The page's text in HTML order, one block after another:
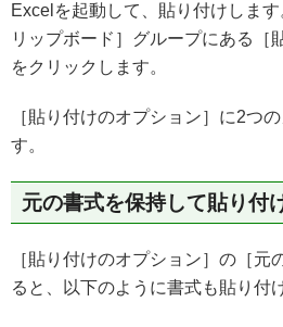
Excelを起動して、貼り付けしま
リップボード］グループにある［
をクリックします。
［貼り付けのオプション］に2つ
す。
元の書式を保持して貼り付
［貼り付けのオプション］の［元
ると、以下のように書式も貼り付